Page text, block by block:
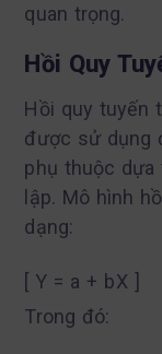
quan trọng.
Hồi Quy
Hồi quy tuyến
được sử dụng
phụ thuộc
lập. Mô hình
dạng:
[ Y = a + bX ]
Trong đó: